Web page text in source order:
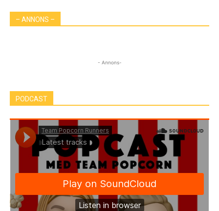
– ANNONS –
- Annons-
PODCAST